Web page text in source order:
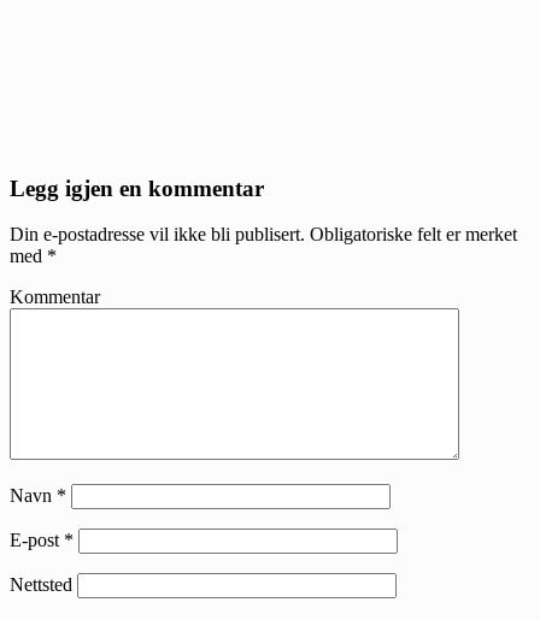
Reader
Legg igjen en kommentar
Din e-postadresse vil ikke bli publisert. Obligatoriske felt er merket
med *
Kommentar
Navn *
E-post *
Nettsted